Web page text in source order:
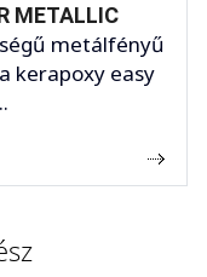
METALLIC
metálfényű
kerapoxy easy